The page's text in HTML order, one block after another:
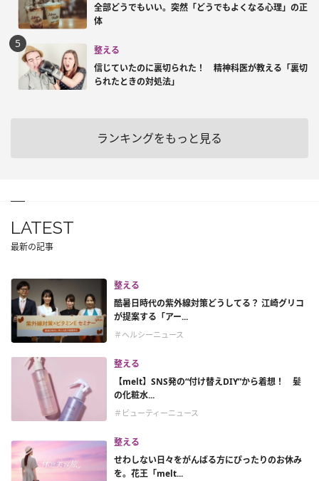
全部どうでもいい。突然「どうでもよくなる心理」の正
体
整える
信じていたのに裏切られた！ 精神科医が教える「裏切
られたときの対処法」
ランキングをもっと見る
LATEST
最新の記事
整える
酷暑日時代の紫外線対策どうしてる？ 江崎グリコ
が提案する「アー...
＃ヘルシーニュース
整える
【melt】SNS発の“付け替えDIY”から着想！ 髪
の化粧水...
＃ビューティーニュース
整える
せわしない日々をがんばる方にぴったりのお休み
を。花王「melt...